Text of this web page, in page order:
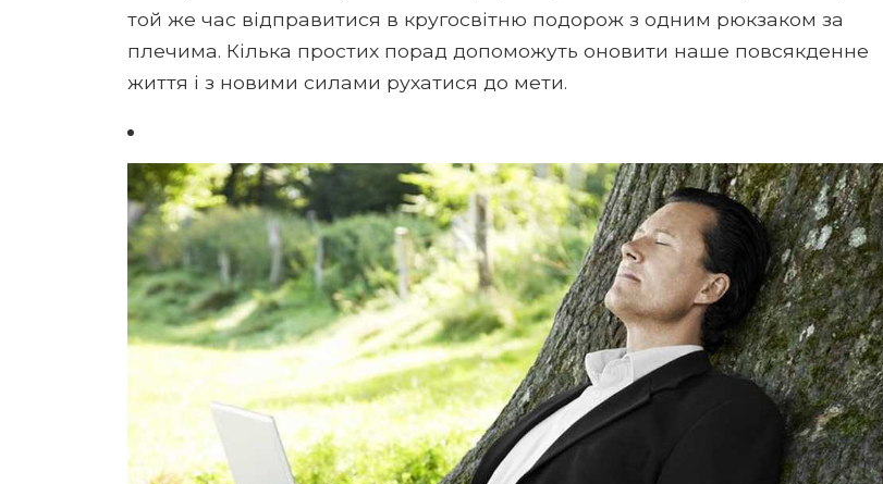
той же час відправитися в кругосвітню подорож з одним рюкзаком за
плечима. Кілька простих порад допоможуть оновити наше повсякденне
життя і з новими силами рухатися до мети.